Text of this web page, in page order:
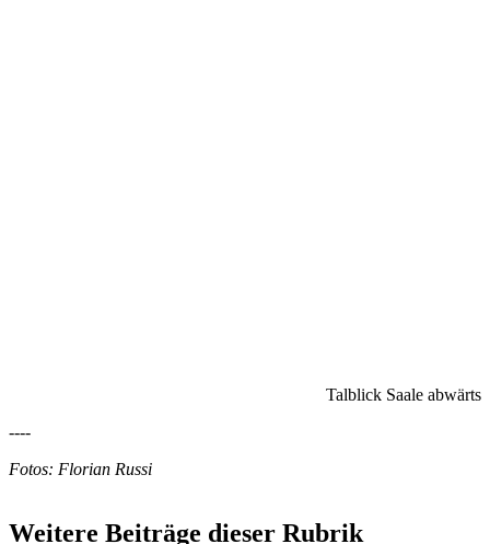
Talblick Saale abwärts
----
Fotos: Florian Russi
Weitere Beiträge dieser Rubrik